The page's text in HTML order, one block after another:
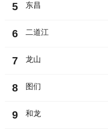
5 东昌
6 二道江
7 龙山
8 图们
9 和龙